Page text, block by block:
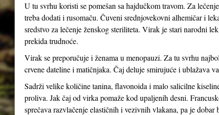
U tu svrhu koristi se pomešan sa hajdučkom travom. Za
treba dodati i rusomaču. Čuveni srednjovekovni alhemičar i
sredstvo za lečenje ženskog steriliteta. Virak je stari narodni
prekida trudnoće.
Virak se preporučuje i ženama u menopauzi. Za tu svrhu
crvene dateline i matičnjaka. Čaj deluje smirujuće i ublažava
Sadrži velike količine tanina, flavonoida i malo salicilne
proliva. Jak čaj od virka pomaže kod upaljenih desni.
sprečava razvlačenje elastičnih i vezivnih vlakana, pa je